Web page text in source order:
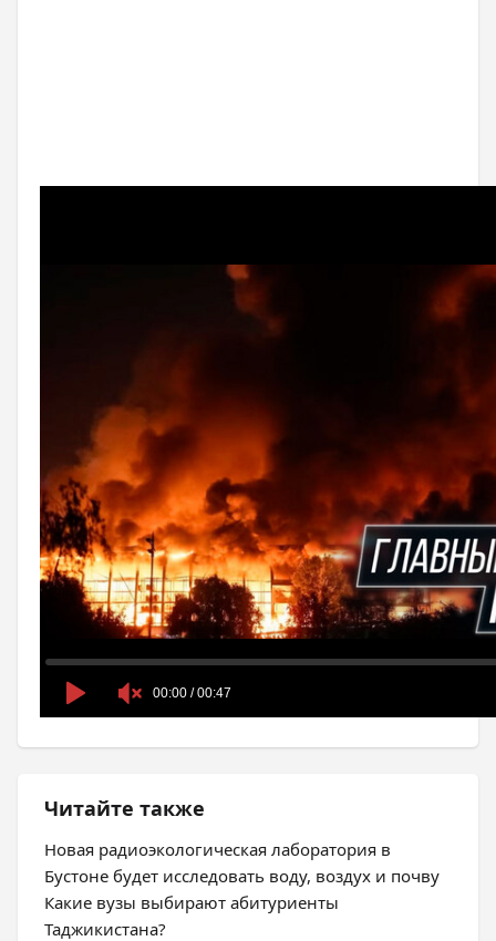
Читайте также
Новая радиоэкологическая лаборатория в
Бустоне будет исследовать воду, воздух и почву
Какие вузы выбирают абитуриенты
Таджикистана?